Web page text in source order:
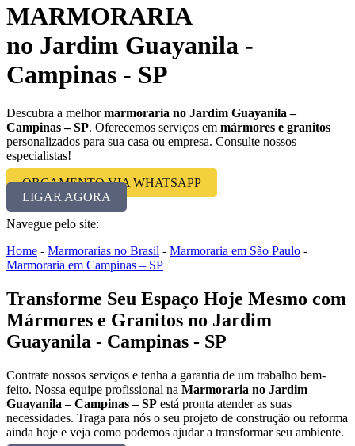
MARMORARIA
no Jardim Guayanila -
Campinas - SP
Descubra a melhormarmoraria no Jardim Guayanila –
Campinas – SP. Oferecemos serviços em mármores e granitos
personalizados para sua casa ou empresa. Consulte nossos
especialistas!
ORÇAMENTO VIA WHATSAPP
LIGAR AGORA
Navegue pelo site:
Home - Marmorarias no Brasil - Marmoraria em São Paulo -
Marmoraria em Campinas – SP
Transforme Seu Espaço Hoje Mesmo com
Mármores e Granitos no Jardim
Guayanila - Campinas - SP
Contrate nossos serviços e tenha a garantia de um trabalho bem-
feito. Nossa equipe profissional na Marmoraria no Jardim
Guayanila – Campinas – SP está pronta atender as suas
necessidades. Traga para nós o seu projeto de construção ou reforma
ainda hoje e veja como podemos ajudar a transformar seu ambiente.